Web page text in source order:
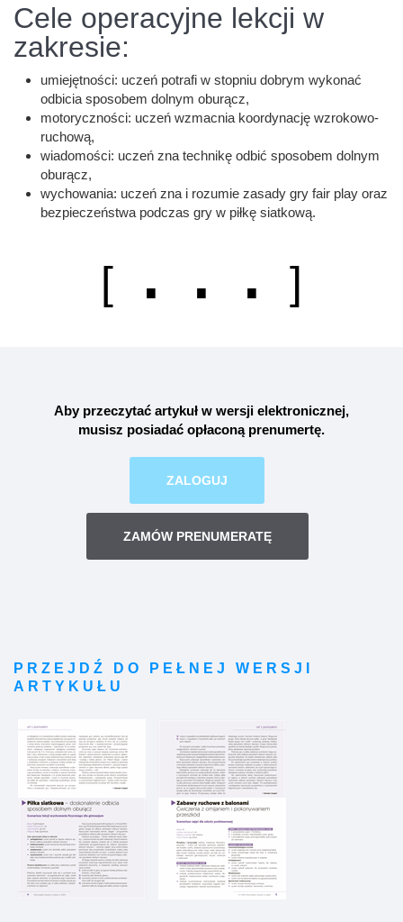
Cele operacyjne lekcji w
zakresie:
umiejętności: uczeń potrafi w stopniu dobrym wykonać
odbicia sposobem dolnym oburącz,
motoryczności: uczeń wzmacnia koordynację wzrokowo-
ruchową,
wiadomości: uczeń zna technikę odbić sposobem dolnym
oburącz,
wychowania: uczeń zna i rozumie zasady gry fair play oraz
bezpieczeństwa podczas gry w piłkę siatkową.
[ . . . ]
Aby przeczytać artykuł w wersji elektronicznej,
musisz posiadać opłaconą prenumertę.
ZALOGUJ
ZAMÓW PRENUMERATĘ
PRZEJDŹ DO PEŁNEJ WERSJI
ARTYKUŁU